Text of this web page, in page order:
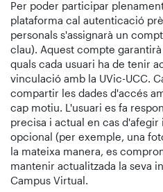
Per poder participar
plataforma cal autenticació
personals s'assignarà un
clau). Aquest compte
quals cada usuari ha de tenir
vinculació amb la UVic-UCC.
compartir les dades d'accés
cap motiu. L'usuari es fa
precisa i actual en cas d'afegir
opcional (per exemple, una
la mateixa manera, es
mantenir actualitzada la seva
Campus Virtual.